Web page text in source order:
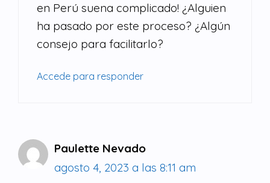
en Perú suena complicado! ¿Alguien
ha pasado por este proceso? ¿Algún
consejo para facilitarlo?
Accede para responder
Paulette Nevado
agosto 4, 2023 a las 8:11 am